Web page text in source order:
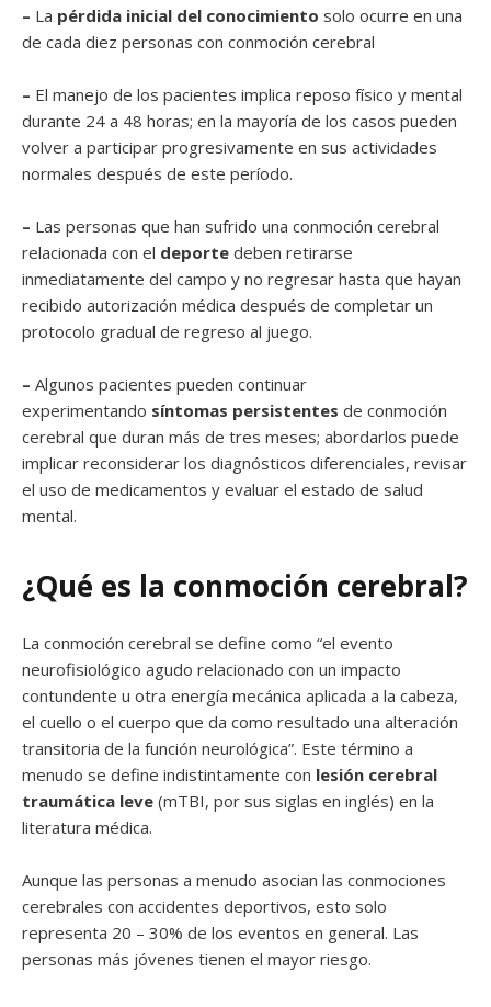
– La pérdida inicial del conocimiento solo ocurre en una
de cada diez personas con conmoción cerebral
– El manejo de los pacientes implica reposo físico y mental
durante 24 a 48 horas; en la mayoría de los casos pueden
volver a participar progresivamente en sus actividades
normales después de este período.
– Las personas que han sufrido una conmoción cerebral
relacionada con el deporte deben retirarse
inmediatamente del campo y no regresar hasta que hayan
recibido autorización médica después de completar un
protocolo gradual de regreso al juego.
– ​Algunos pacientes pueden continuar
experimentando síntomas persistentes de conmoción
cerebral que duran más de tres meses; abordarlos puede
implicar reconsiderar los diagnósticos diferenciales, revisar
el uso de medicamentos y evaluar el estado de salud
mental.
¿Qué es la conmoción cerebral?
La conmoción cerebral se define como “el evento
neurofisiológico agudo relacionado con un impacto
contundente u otra energía mecánica aplicada a la cabeza,
el cuello o el cuerpo que da como resultado una alteración
transitoria de la función neurológica”. Este término a
menudo se define indistintamente con lesión cerebral
traumática leve (mTBI, por sus siglas en inglés) en la
literatura médica.
Aunque las personas a menudo asocian las conmociones
cerebrales con accidentes deportivos, esto solo
representa 20 – 30% de los eventos en general. Las
personas más jóvenes tienen el mayor riesgo.